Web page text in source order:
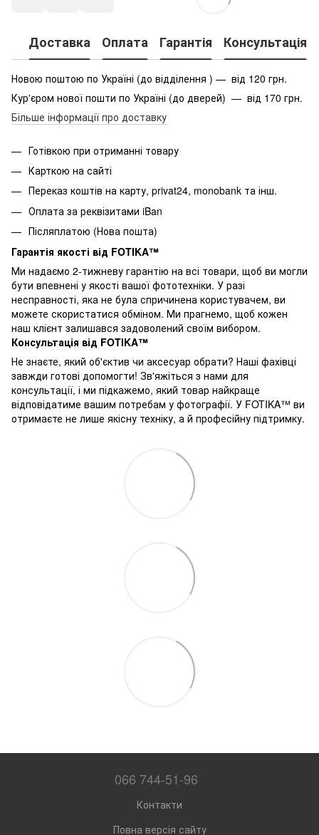
Доставка Оплата Гарантія Консультація
Новою поштою по Україні (до відділення ) — від 120 грн.
Кур'єром нової пошти по Україні (до дверей) — від 170 грн.
Більше інформації про доставку
Готівкою при отриманні товару
Карткою на сайті
Переказ коштів на карту, privat24, monobank та інш.
Оплата за реквізитами iBan
Післяплатою (Нова пошта)
Гарантія якості від FOTIKA™
Ми надаємо 2-тижневу гарантію на всі товари, щоб ви могли
бути впевнені у якості вашої фототехніки. У разі
несправності, яка не була спричинена користувачем, ви
можете скористатися обміном. Ми прагнемо, щоб кожен
наш клієнт залишався задоволений своїм вибором.
Консультація від FOTIKA™
Не знаєте, який об'єктив чи аксесуар обрати? Наші фахівці
завжди готові допомогти! Зв'яжіться з нами для
консультації, і ми підкажемо, який товар найкраще
відповідатиме вашим потребам у фотографії. У FOTIKA™ ви
отримаєте не лише якісну техніку, а й професійну підтримку.
066 744-51-96
Контакти
Повна версія сайту